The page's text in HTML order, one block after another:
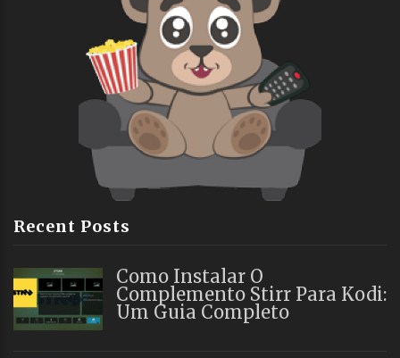
Recent Posts
Como Instalar O
Complemento Stirr Para Kodi:
Um Guia Completo